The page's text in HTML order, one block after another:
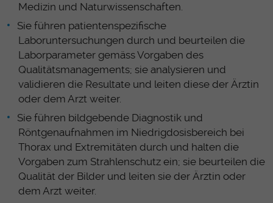
Medizin und Naturwissenschaften.
Sie führen patientenspezifische
Laboruntersuchungen durch und beurteilen die
Laborparameter gemäss Vorgaben des
Qualitätsmanagements; sie analysieren und
validieren die Resultate und leiten diese der Ärztin
oder dem Arzt weiter.
Sie führen bildgebende Diagnostik und
Röntgenaufnahmen im Niedrigdosisbereich bei
Thorax und Extremitäten durch und halten die
Vorgaben zum Strahlenschutz ein; sie beurteilen die
Qualität der Bilder und leiten sie der Ärztin oder
dem Arzt weiter.